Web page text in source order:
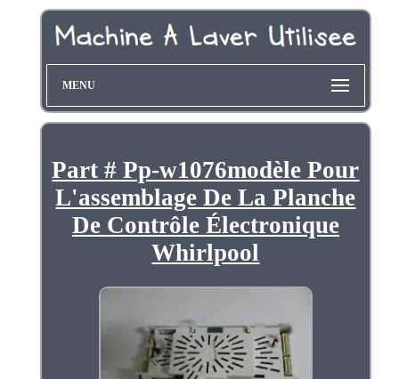
MENU
Part # Pp-w1076modèle Pour
L'assemblage De La Planche
De Contrôle Électronique
Whirlpool